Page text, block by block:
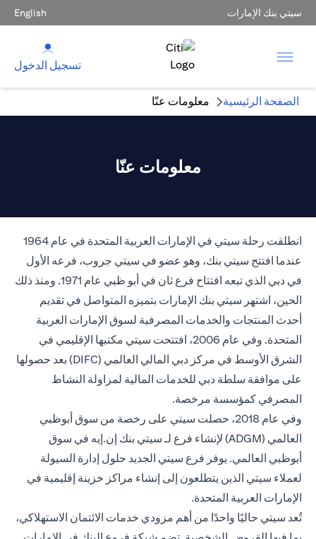
سيتي بنك الإمارات English
تسجيل الدخول
الصفحة الرئيسية معلومات عنّا
معلومات عنّا
انطلقت رحلة سيتي في الإمارات العربية المتحدة في عام 1964
عندما افتتح سيتي بنك، وهو عضو في سيتي جروب، فرعه الأول
في دبي الذي تبعه افتتاح فرع ثان في أبو ظبي عام 1971. ومنذ ذلك
الحين، اشتهر سيتي بنك الإمارات بتميزه المتواصل في تقديم
أحدث المنتجات والخدمات المصرفية لسوق الإمارات العربية
المتحدة. وفي عام 2006، افتتحت سيتي مكتبها الإقليمي في
الشرق الأوسط في مركز دبي المالي العالمي (DIFC) بعد حصولها
على موافقة سلطة دبي للخدمات المالية لمزاولة النشاط
المصرفي كمؤسسة مرخصة.
وفي عام 2018، حصلت سيتي على رخصة من سوق أبوظبي
العالمي (ADGM) لإنشاء فرع لـ سيتي بنك إن.إيه في سوق
أبوظبي العالمي. يوفر فرع سيتي الجديد حلول إدارة السيولة
لعملاء سيتي الذين يتطلعون إلى إنشاء مراكز خزينة إقليمية في
الإمارات العربية المتحدة.
تُعد سيتي حاليًا واحدًا من أهم مزودي خدمات الائتمان الاستهلاكي،